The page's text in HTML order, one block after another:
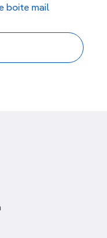
boite mail